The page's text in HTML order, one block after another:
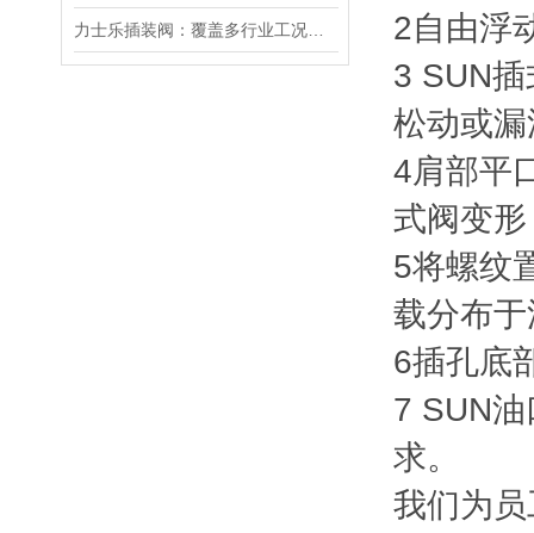
2自由浮
3 SUN
松动或
4肩部平
式阀变
5将螺纹
载分布
6插孔底
7 SUN
求。
我们为